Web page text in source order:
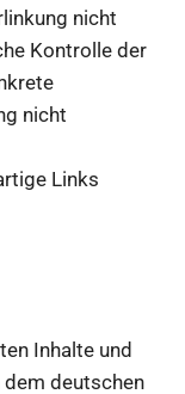
nicht
Kontrolle der
nicht
Links
Inhalte und
dem deutschen